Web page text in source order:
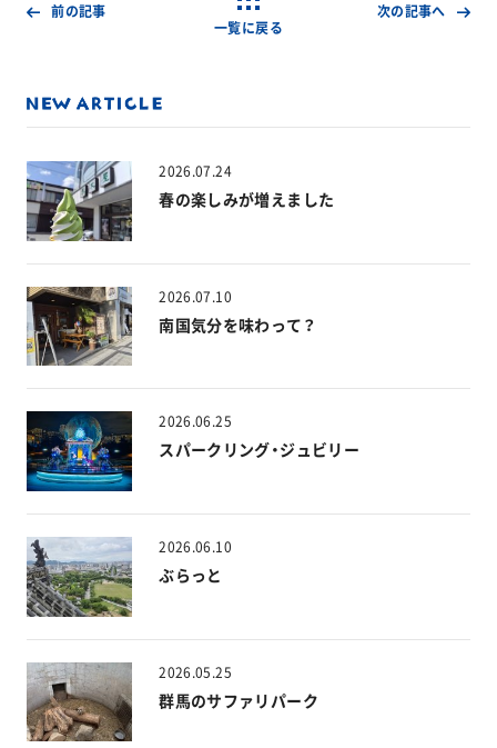
前の記事
一覧に戻る
次の記事へ
2026.07.24
春の楽しみが増えました
2026.07.10
南国気分を味わって？
2026.06.25
スパークリング・ジュビリー
2026.06.10
ぶらっと
2026.05.25
群馬のサファリパーク